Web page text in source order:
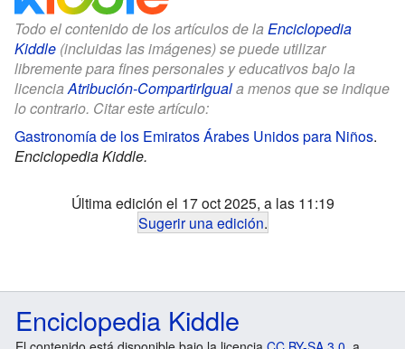
Todo el contenido de los artículos de la Enciclopedia
Kiddle (incluidas las imágenes) se puede utilizar
libremente para fines personales y educativos bajo la
licencia Atribución-CompartirIguala menos que se indique
lo contrario. Citar este artículo:
Gastronomía de los Emiratos Árabes Unidos para Niños.
Enciclopedia Kiddle.
Última edición el 17 oct 2025, a las 11:19
Sugerir una edición.
Enciclopedia Kiddle